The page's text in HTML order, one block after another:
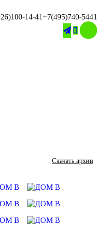
14-41+7(495)740-5441

Скачать архив